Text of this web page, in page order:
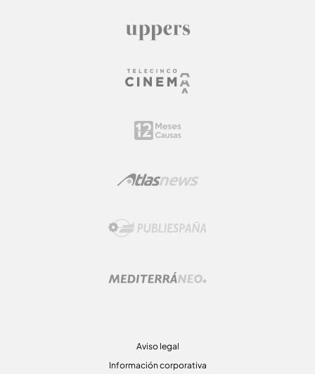
Aviso legal
Información corporativa